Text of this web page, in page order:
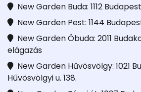
New Garden Buda: 1112
New Garden Pest: 1144
New Garden Óbuda: 2011
elágazás
New Garden Hűvösvölgy: 1021
Hűvösvölgyi u. 138.